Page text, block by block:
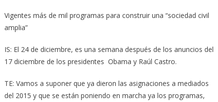
Vigentes más de mil programas para construir una “sociedad civil
amplia”
IS: El 24 de diciembre, es una semana después de los anuncios del
17 diciembre de los presidentes Obama y Raúl Castro.
TE: Vamos a suponer que ya dieron las asignaciones a mediados
del 2015 y que se están poniendo en marcha ya los programas,